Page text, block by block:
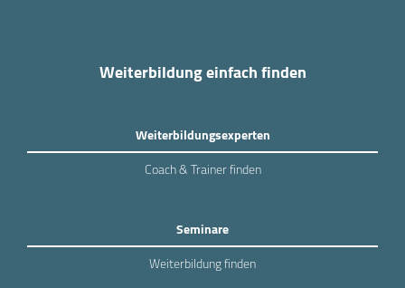
Weiterbildung einfach finden
Weiterbildungsexperten
Coach & Trainer finden
Seminare
Weiterbildung finden